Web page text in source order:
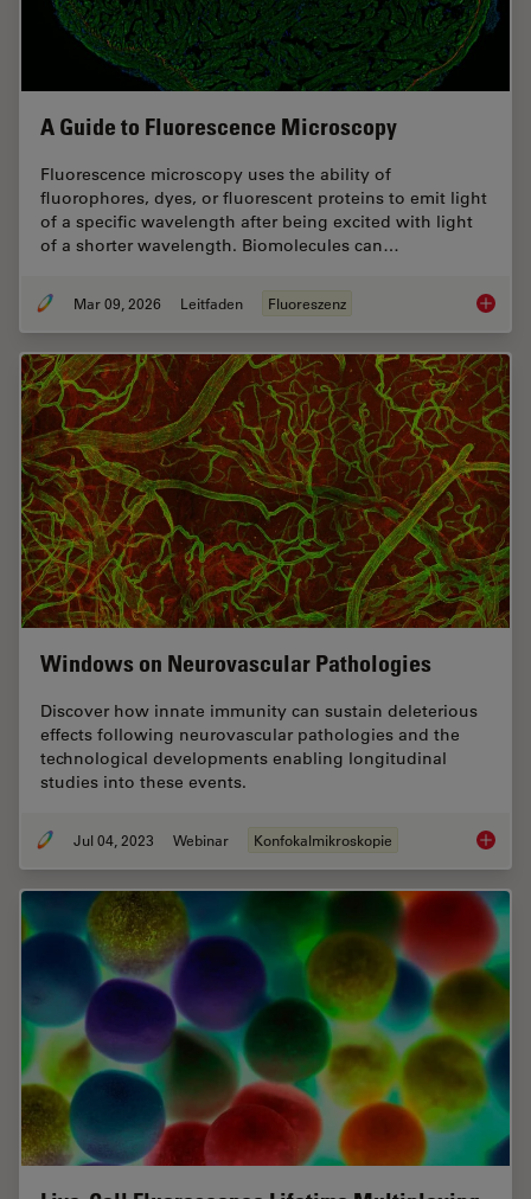
A Guide to Fluorescence Microscopy
Fluorescence microscopy uses the ability of
fluorophores, dyes, or fluorescent proteins to emit light
of a specific wavelength after being excited with light
of a shorter wavelength. Biomolecules can…
Mar 09, 2026 Leitfaden Fluoreszenz A
Windows on Neurovascular Pathologies
Discover how innate immunity can sustain deleterious
effects following neurovascular pathologies and the
technological developments enabling longitudinal
studies into these events.
Jul 04, 2023 Webinar Konfokalmikroskopie